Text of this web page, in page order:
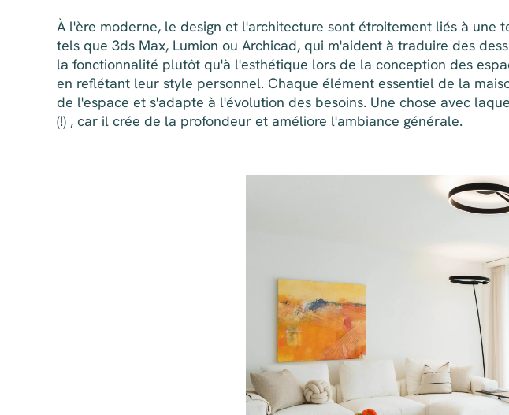
À l'ère moderne, le design et l'architecture sont étroitement liés à
tels que 3ds Max, Lumion ou Archicad, qui m'aident à traduire des
la fonctionnalité plutôt qu'à l'esthétique lors de la conception des
en reflétant leur style personnel. Chaque élément essentiel de la
de l'espace et s'adapte à l'évolution des besoins. Une chose avec
(!) , car il crée de la profondeur et améliore l'ambiance générale.